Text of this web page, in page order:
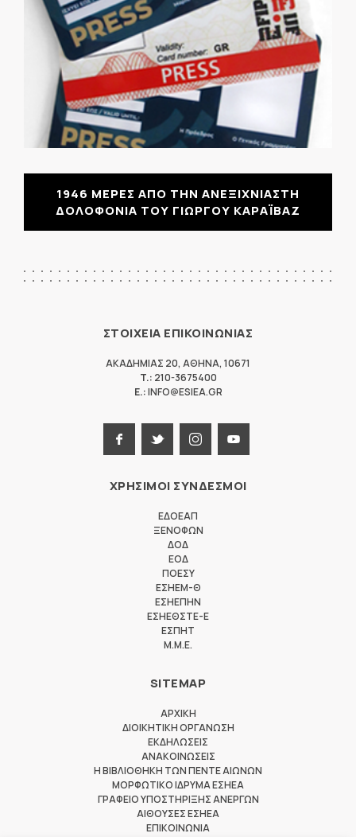
1946 ΜΕΡΕΣ ΑΠΟ ΤΗΝ ΑΝΕΞΙΧΝΙΑΣΤΗ
ΔΟΛΟΦΟΝΙΑ ΤΟΥ ΓΙΩΡΓΟΥ ΚΑΡΑΪΒΑΖ
ΣΤΟΙΧΕΙΑ ΕΠΙΚΟΙΝΩΝΙΑΣ
ΑΚΑΔΗΜΙΑΣ 20, ΑΘΗΝΑ, 10671
T.: 210-3675400
E.:INFO@ESIEA.GR
ΧΡΗΣΙΜΟΙ ΣΥΝΔΕΣΜΟΙ
ΕΔΟΕΑΠ
ΞΕΝΟΦΩΝ
ΔΟΔ
ΕΟΔ
ΠΟΕΣΥ
ΕΣΗΕΜ-Θ
ΕΣΗΕΠΗΝ
ΕΣΗΕΘΣΤΕ-Ε
ΕΣΠΗΤ
M.M.E.
SITEMAP
ΑΡΧΙΚΗ
ΔΙΟΙΚΗΤΙΚΗ ΟΡΓΑΝΩΣΗ
ΕΚΔΗΛΩΣΕΙΣ
ΑΝΑΚΟΙΝΩΣΕΙΣ
Η ΒΙΒΛΙΟΘΗΚΗ ΤΩΝ ΠΕΝΤΕ ΑΙΩΝΩΝ
ΜΟΡΦΩΤΙΚΟ ΙΔΡΥΜΑ ΕΣΗΕΑ
ΓΡΑΦΕΙΟ ΥΠΟΣΤΗΡΙΞΗΣ ΑΝΕΡΓΩΝ
ΑΙΘΟΥΣΕΣ ΕΣΗΕΑ
ΕΠΙΚΟΙΝΩΝΙΑ